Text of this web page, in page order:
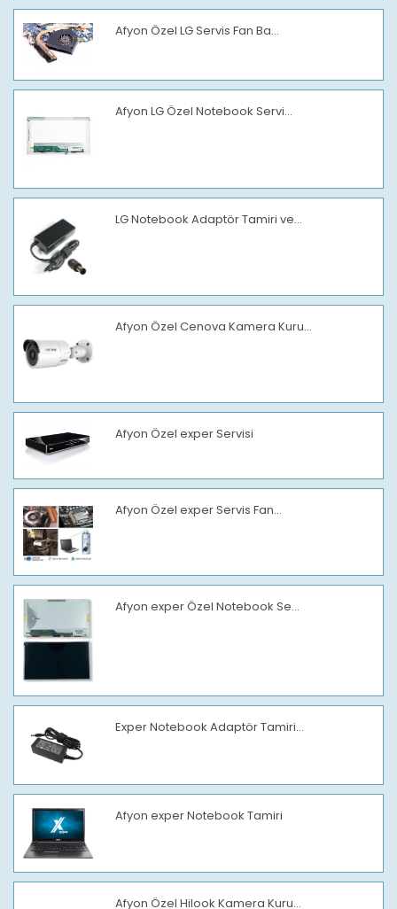
Afyon Özel LG Servis Fan Ba...
Afyon LG Özel Notebook Servi...
LG Notebook Adaptör Tamiri ve...
Afyon Özel Cenova Kamera Kuru...
Afyon Özel exper Servisi
Afyon Özel exper Servis Fan...
Afyon exper Özel Notebook Se...
Exper Notebook Adaptör Tamiri...
Afyon exper Notebook Tamiri
Afyon Özel Hilook Kamera Kuru...